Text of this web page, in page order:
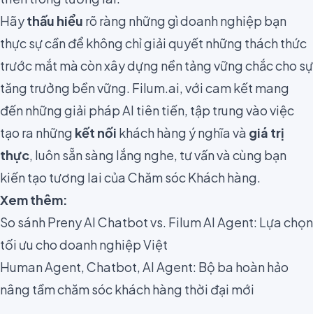
Hãythấu hiểu rõ ràng những gì doanh nghiệp bạn
thực sự cần để không chỉ giải quyết những thách thức
trước mắt mà còn xây dựng nền tảng vững chắc cho sự
tăng trưởng bền vững. Filum.ai, với cam kết mang
đến những giải pháp AI tiên tiến, tập trung vào việc
tạo ra những kết nối khách hàng ý nghĩa và giá trị
thực, luôn sẵn sàng lắng nghe, tư vấn và cùng bạn
kiến tạo tương lai của Chăm sóc Khách hàng.
Xem thêm:
So sánh Preny AI Chatbot vs. Filum AI Agent: Lựa chọn
tối ưu cho doanh nghiệp Việt
Human Agent, Chatbot, AI Agent: Bộ ba hoàn hảo
nâng tầm chăm sóc khách hàng thời đại mới